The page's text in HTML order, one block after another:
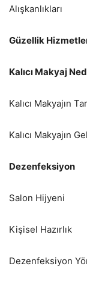
Alışkanlıkları
Güzellik
Kalıcı Makyaj
Kalıcı Makyajın
Kalıcı Makyajın
Dezenfeksiyon
Salon Hijyeni
Kişisel Hazırlık
Dezenfeksiyon